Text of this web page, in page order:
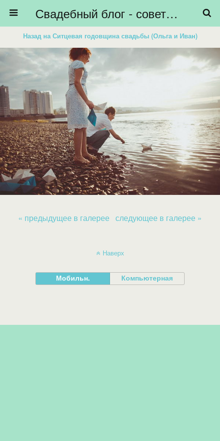
Свадебный блог - советы невестам, подготовка к свадьбе - HiBride
Назад на Ситцевая годовщина свадьбы (Ольга и Иван)
« предыдущее в галерее следующее в галерее »
Наверх
Мобильн. Компьютерная